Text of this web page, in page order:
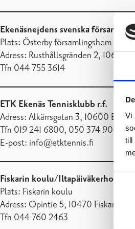
Vi
till
Ekenäsnejdens svenska församling
Plats: Österby församlingshem
Adress: Rusthållsgränden 2, 10620
Tfn 044 755 3614
ETK Ekenäs Tennisklubb r.f.
Adress: Alkärrsgatan 3, 10600
Tfn 019 241 6800, 050 374 9049
E-post: info@etktennis.fi
Fiskarin koulu/
Plats: Fiskarin koulu
Adress: Opintie 5, 10470 Fiskars
Tfn 044 760 2463